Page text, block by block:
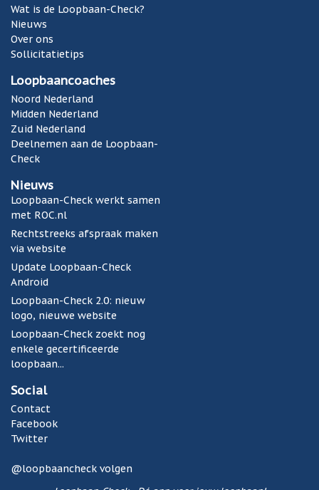
Wat is de Loopbaan-Check?
Nieuws
Over ons
Sollicitatietips
Loopbaancoaches
Noord Nederland
Midden Nederland
Zuid Nederland
Deelnemen aan de Loopbaan-
Check
Nieuws
Loopbaan-Check werkt samen
met ROC.nl
Rechtstreeks afspraak maken
via website
Update Loopbaan-Check
Android
Loopbaan-Check 2.0: nieuw
logo, nieuwe website
Loopbaan-Check zoekt nog
enkele gecertificeerde
loopbaan...
Social
Contact
Facebook
Twitter
@loopbaancheck volgen